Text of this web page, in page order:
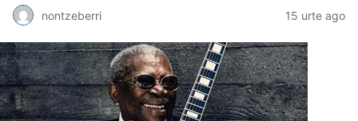
nontzeberri 15 urte ago